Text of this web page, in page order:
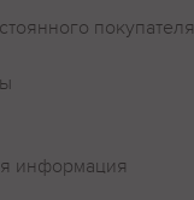
Оставить отзыв
покупателя
информация